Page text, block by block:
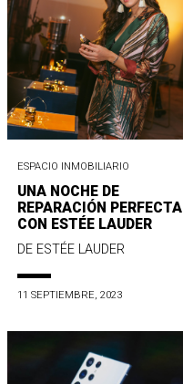
ESPACIO INMOBILIARIO
UNA NOCHE DE
REPARACIÓN PERFECTA
CON ESTÉE LAUDER
DE ESTÉE LAUDER
11 SEPTIEMBRE, 2023